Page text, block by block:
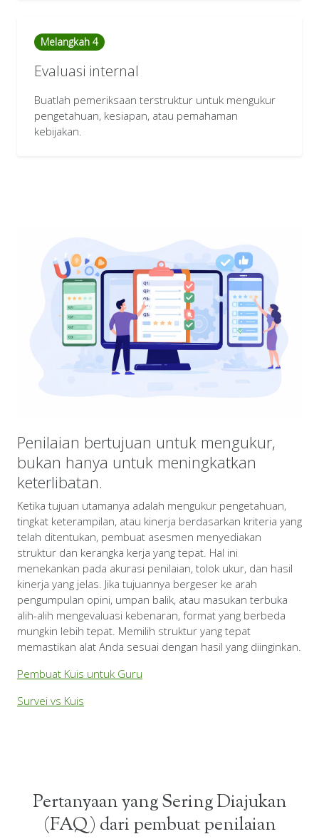
Melangkah 4
Evaluasi internal
Buatlah pemeriksaan terstruktur untuk mengukur
pengetahuan, kesiapan, atau pemahaman
kebijakan.
Penilaian bertujuan untuk mengukur,
bukan hanya untuk meningkatkan
keterlibatan.
Ketika tujuan utamanya adalah mengukur pengetahuan,
tingkat keterampilan, atau kinerja berdasarkan kriteria yang
telah ditentukan, pembuat asesmen menyediakan
struktur dan kerangka kerja yang tepat. Hal ini
menekankan pada akurasi penilaian, tolok ukur, dan hasil
kinerja yang jelas. Jika tujuannya bergeser ke arah
pengumpulan opini, umpan balik, atau masukan terbuka
alih-alih mengevaluasi kebenaran, format yang berbeda
mungkin lebih tepat. Memilih struktur yang tepat
memastikan alat Anda sesuai dengan hasil yang diinginkan.
Pembuat Kuis untuk Guru
Survei vs Kuis
Pertanyaan yang Sering Diajukan
(FAQ) dari pembuat penilaian